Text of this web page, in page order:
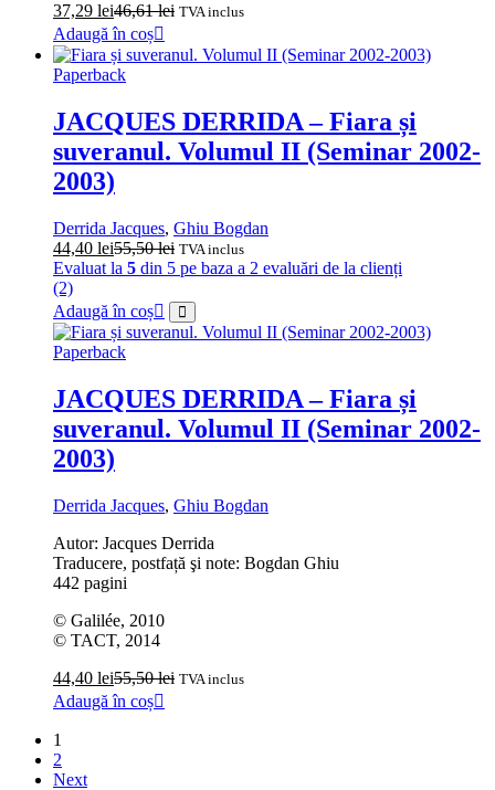
37,29 lei46,61lei TVA inclus
Adaugă în coș
Paperback
JACQUES DERRIDA – Fiara și
suveranul. Volumul II (Seminar 2002-
2003)
Derrida Jacques, Ghiu Bogdan
44,40 lei55,50lei TVA inclus
Evaluat la 5 din 5 pe baza a 2 evaluări de la clienți
(2)
Adaugă în coș
Paperback
JACQUES DERRIDA – Fiara și
suveranul. Volumul II (Seminar 2002-
2003)
Derrida Jacques, Ghiu Bogdan
Autor: Jacques Derrida
Traducere, postfață şi note: Bogdan Ghiu
442 pagini
© Galilée, 2010
© TACT, 2014
44,40 lei55,50lei TVA inclus
Adaugă în coș
1
2
Next